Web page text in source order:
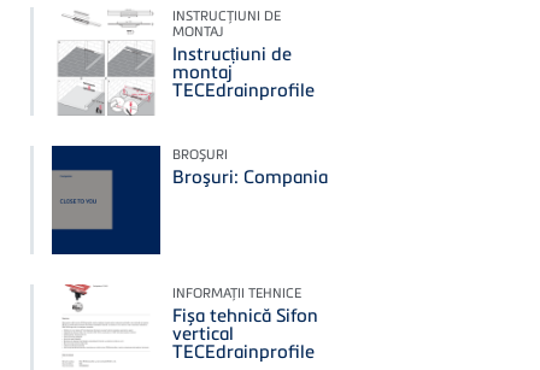
INSTRUCŢIUNI DE
MONTAJ
Instrucțiuni de
montaj
TECEdrainprofile
BROŞURI
Broşuri: Compania
INFORMAŢII TEHNICE
Fișa tehnică Sifon
vertical
TECEdrainprofile